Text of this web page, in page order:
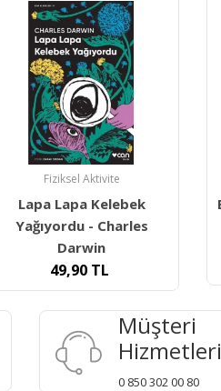
Fiziksel Aktivite
Eğitimin Mekansal Boyutu
113,00 TL
Müşteri
Hizmetleri
0 850 302 00 80